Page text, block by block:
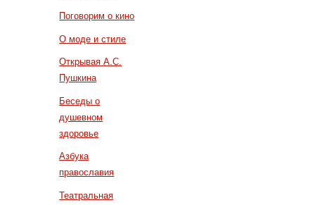
Поговорим о кино
О моде и стиле
Открывая А.С.
Пушкина
Беседы о
душевном
здоровье
Азбука
православия
Театральная